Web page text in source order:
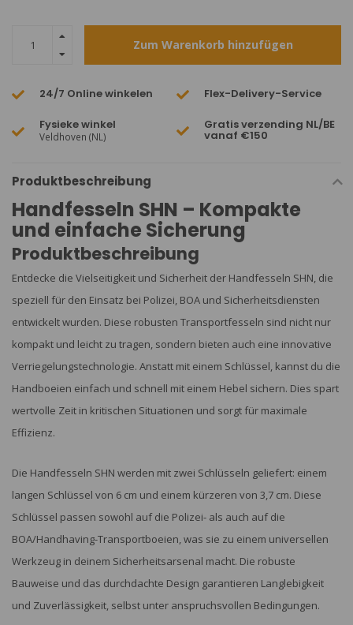
Zum Warenkorb hinzufügen
24/7 Online winkelen Flex-Delivery-Service
Fysieke winkel
Veldhoven (NL)
Gratis verzending NL/BE
vanaf €150
Produktbeschreibung
Handfesseln SHN – Kompakte
und einfache Sicherung
Produktbeschreibung
Entdecke die Vielseitigkeit und Sicherheit der Handfesseln SHN, die
speziell für den Einsatz bei Polizei, BOA und Sicherheitsdiensten
entwickelt wurden. Diese robusten Transportfesseln sind nicht nur
kompakt und leicht zu tragen, sondern bieten auch eine innovative
Verriegelungstechnologie. Anstatt mit einem Schlüssel, kannst du die
Handboeien einfach und schnell mit einem Hebel sichern. Dies spart
wertvolle Zeit in kritischen Situationen und sorgt für maximale
Effizienz.
Die Handfesseln SHN werden mit zwei Schlüsseln geliefert: einem
langen Schlüssel von 6 cm und einem kürzeren von 3,7 cm. Diese
Schlüssel passen sowohl auf die Polizei- als auch auf die
BOA/Handhaving-Transportboeien, was sie zu einem universellen
Werkzeug in deinem Sicherheitsarsenal macht. Die robuste
Bauweise und das durchdachte Design garantieren Langlebigkeit
und Zuverlässigkeit, selbst unter anspruchsvollen Bedingungen.